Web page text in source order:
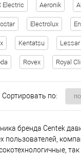
Electric Aeronik
Electrolux
Kentatsu Lessar
Rovex Royal
Сортировать по:
бренда Centek
пользователей,